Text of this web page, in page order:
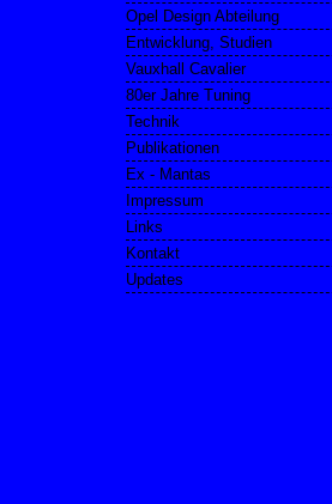
Opel Design Abteilung
Entwicklung, Studien
Vauxhall Cavalier
80er Jahre Tuning
Technik
Publikationen
Ex - Mantas
Impressum
Links
Kontakt
Updates